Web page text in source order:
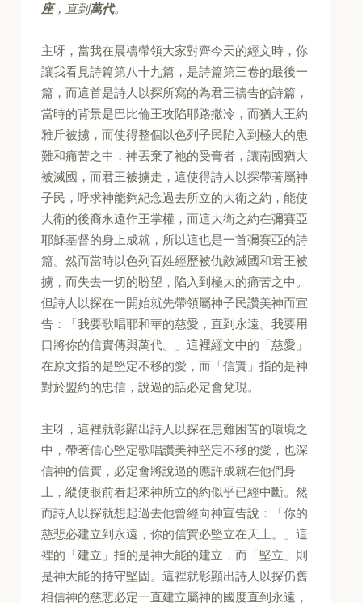
座，直到萬代。
主呀，當我在晨禱帶領大家對齊今天的經文時，你
讓我看見詩篇第八十九篇，是詩篇第三卷的最後一
篇，而這首是詩人以探所寫的為君王禱告的詩篇，
當時的背景是巴比倫王攻陷耶路撒冷，而猶大王約
雅斤被擄，而使得整個以色列子民陷入到極大的患
難和痛苦之中，神丟棄了祂的受膏者，讓南國猶大
被滅國，而君王被擄走，這使得詩人以探帶著屬神
子民，呼求神能夠紀念過去所立的大衛之約，能使
大衛的後裔永遠作王掌權，而這大衛之約在彌賽亞
耶穌基督的身上成就，所以這也是一首彌賽亞的詩
篇。然而當時以色列百姓經歷被仇敵滅國和君王被
擄，而失去一切的盼望，陷入到極大的痛苦之中。
但詩人以探在一開始就先帶領屬神子民讚美神而宣
告：「我要歌唱耶和華的慈愛，直到永遠。我要用
口將你的信實傳與萬代。」這裡經文中的「慈愛」
在原文指的是堅定不移的愛，而「信實」指的是神
對於盟約的忠信，說過的話必定會兌現。
主呀，這裡就彰顯出詩人以探在患難困苦的環境之
中，帶著信心堅定歌唱讚美神堅定不移的愛，也深
信神的信實，必定會將說過的應許成就在他們身
上，縱使眼前看起來神所立的約似乎已經中斷。然
而詩人以探就想起過去他曾經向神宣告說：「你的
慈悲必建立到永遠，你的信實必堅立在天上。」這
裡的「建立」指的是神大能的建立，而「堅立」則
是神大能的持守堅固。這裡就彰顯出詩人以探仍舊
相信神的慈悲必定一直建立屬神的國度直到永遠，